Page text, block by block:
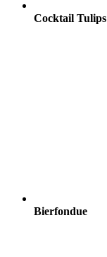
Cocktail
Bierfondue